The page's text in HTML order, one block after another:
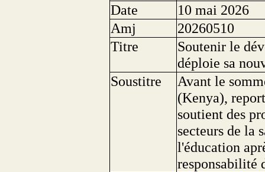
Date
10 mai 2026
Amj
20260510
Titre
Soutenir le
déploie sa
Soustitre
Avant le
(Kenya),
soutient des
secteurs de la
l'éducation
responsabilité